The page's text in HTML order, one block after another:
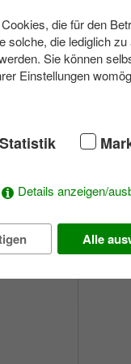
bis 5
Teams
die für den
solche, die lediglich
Sie können
Einstellungen
Statistik
Details anzeigen/
Alle